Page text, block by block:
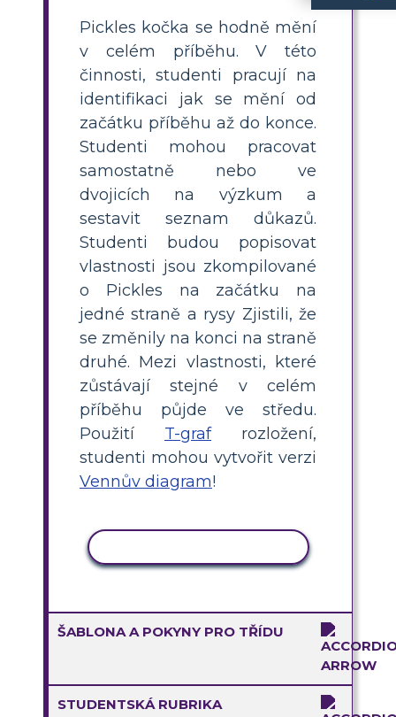
Pickles kočka se hodně mění
v celém příběhu. V této
činnosti, studenti pracují na
identifikaci jak se mění od
začátku příběhu až do konce.
Studenti mohou pracovat
samostatně nebo ve
dvojicích na výzkum a
sestavit seznam důkazů.
Studenti budou popisovat
vlastnosti jsou zkompilované
o Pickles na začátku na
jedné straně a rysy Zjistili, že
se změnily na konci na straně
druhé. Mezi vlastnosti, které
zůstávají stejné v celém
příběhu půjde ve středu.
Použití T-grafrozložení,
studenti mohou vytvořit verzi
Vennův diagram!
ŠABLONA A POKYNY PRO TŘÍDU
STUDENTSKÁ RUBRIKA